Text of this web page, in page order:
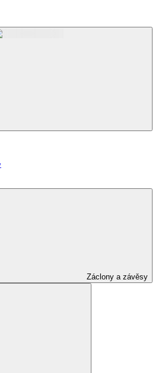
Záclony a závěsy